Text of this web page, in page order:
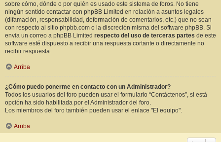
sobre cómo, dónde o por quién es usado este sistema de foros. No tiene
ningún sentido contactar con phpBB Limited en relación a asuntos legales
(difamación, responsabilidad, deformación de comentarios, etc.) que no sean
con respecto al sitio phpbb.com o la discreción misma del software phpBB. Si
envia un correo a phpBB Limited respecto del uso de terceras partes de este
software esté dispuesto a recibir una respuesta cortante o directamente no
recibir respuesta.
Arriba
¿Cómo puedo ponerme en contacto con un Administrador?
Todos los usuarios del foro pueden usar el formulario “Contáctenos”, si está
opción ha sido habilitada por el Administrador del foro.
Los miembros del foro también pueden usar el enlace "El equipo".
Arriba